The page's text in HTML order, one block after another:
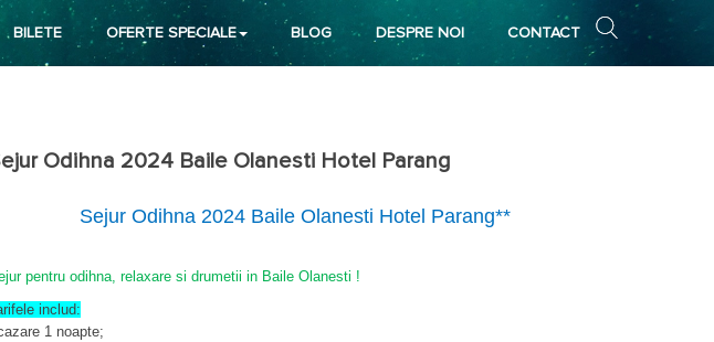
BILETE OFERTE SPECIALE BLOG DESPRE NOI CONTACT
Odihna 2024 Baile Olanesti Hotel Parang
Sejur Odihna 2024 Baile Olanesti Hotel Parang**
pentru odihna, relaxare si drumetii in Baile Olanesti !
includ:
1 noapte;